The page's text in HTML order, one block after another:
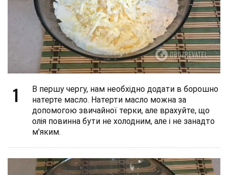
1
В першу чергу, нам необхідно додати в борошно
натерте масло. Натерти масло можна за
допомогою звичайної терки, але врахуйте, що
олія повинна бути не холодним, але і не занадто
м'яким.